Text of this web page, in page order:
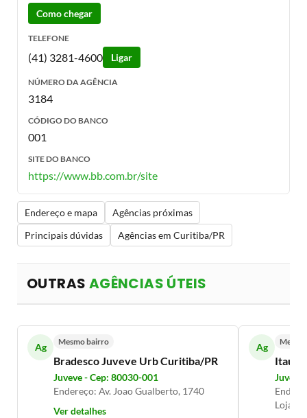
Como chegar
TELEFONE
(41) 3281-4600 Ligar
NÚMERO DA AGÊNCIA
3184
CÓDIGO DO BANCO
001
SITE DO BANCO
https://www.bb.com.br/site
Endereço e mapa
Agências próximas
Principais dúvidas
Agências em Curitiba/PR
OUTRAS AGÊNCIAS ÚTEIS
Ag Mesmo bairro
Bradesco Juveve Urb Curitiba/PR
Juveve - Cep: 80030-001
Endereço: Av. Joao Gualberto, 1740
Ver detalhes
Ag
Itaú
Juveve
Loja -